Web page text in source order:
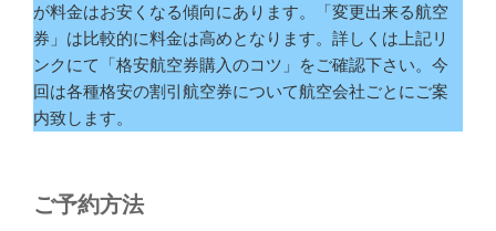
が料金はお安くなる傾向にあります。「変更出来る航空
券」は比較的に料金は高めとなります。詳しくは上記リ
ンクにて「格安航空券購入のコツ」をご確認下さい。今
回は各種格安の割引航空券について航空会社ごとにご案
内致します。
ご予約方法